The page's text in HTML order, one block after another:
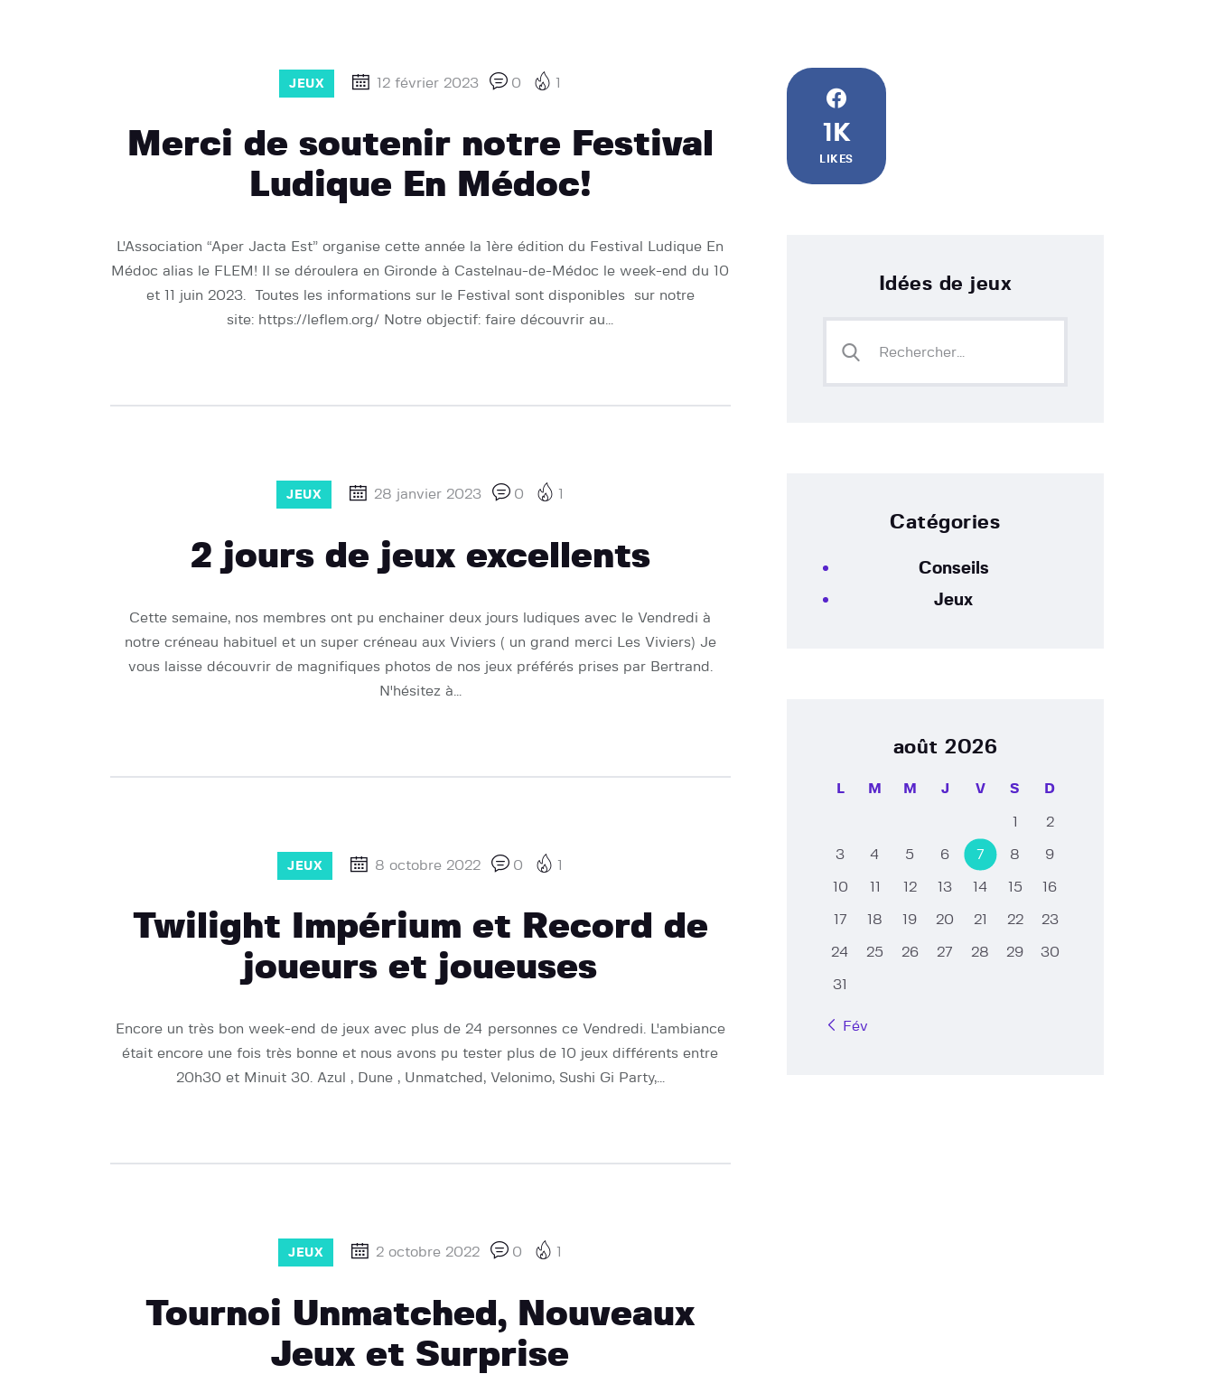
JEUX 12 février 2023 0 1
Merci de soutenir notre Festival
Ludique En Médoc!
L'Association “Aper Jacta Est” organise cette année la 1ère édition du Festival Ludique En
Médoc alias le FLEM! Il se déroulera en Gironde à Castelnau-de-Médoc le week-end du 10
et 11 juin 2023. Toutes les informations sur le Festival sont disponibles sur notre
site: https://leflem.org/ Notre objectif: faire découvrir au…
JEUX 28 janvier 2023 0 1
2 jours de jeux excellents
Cette semaine, nos membres ont pu enchainer deux jours ludiques avec le Vendredi à
notre créneau habituel et un super créneau aux Viviers ( un grand merci Les Viviers) Je
vous laisse découvrir de magnifiques photos de nos jeux préférés prises par Bertrand.
N'hésitez à…
JEUX 8 octobre 2022 0 1
Twilight Impérium et Record de
joueurs et joueuses
Encore un très bon week-end de jeux avec plus de 24 personnes ce Vendredi. L'ambiance
était encore une fois très bonne et nous avons pu tester plus de 10 jeux différents entre
20h30 et Minuit 30. Azul , Dune , Unmatched, Velonimo, Sushi Gi Party,…
JEUX 2 octobre 2022 0 1
Tournoi Unmatched, Nouveaux
Jeux et Surprise
1K
LIKES
Idées de jeux
Catégories
Conseils
Jeux
août 2026
L M M J V S D
1 2
3 4 5 6 7 8 9
10 11 12 13 14 15 16
17 18 19 20 21 22 23
24 25 26 27 28 29 30
31
« Fév